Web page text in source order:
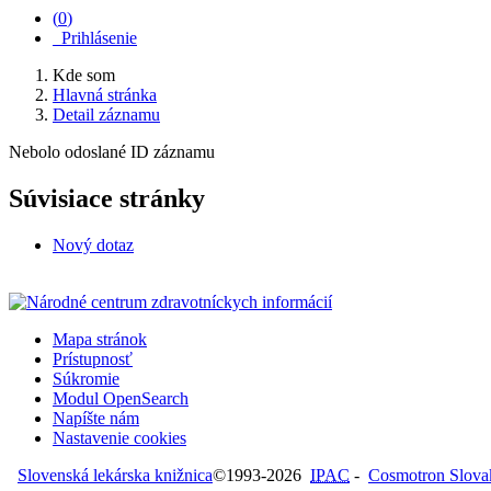
(0)
Prihlásenie
Kde som
Hlavná stránka
Detail záznamu
Nebolo odoslané ID záznamu
Súvisiace stránky
Nový dotaz
Mapa stránok
Prístupnosť
Súkromie
Modul OpenSearch
Napíšte nám
Nastavenie cookies
Slovenská lekárska knižnica©1993-2026 IPAC - Cosmotron